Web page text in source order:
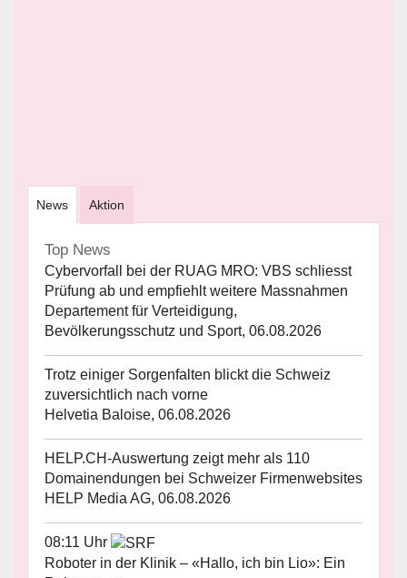
News Aktion
Top News
Cybervorfall bei der RUAG MRO: VBS schliesst
Prüfung ab und empfiehlt weitere Massnahmen
Departement für Verteidigung,
Bevölkerungsschutz und Sport, 06.08.2026
Trotz einiger Sorgenfalten blickt die Schweiz
zuversichtlich nach vorne
Helvetia Baloise, 06.08.2026
HELP.CH-Auswertung zeigt mehr als 110
Domainendungen bei Schweizer Firmenwebsites
HELP Media AG, 06.08.2026
08:11 Uhr
Roboter in der Klinik – «Hallo, ich bin Lio»: Ein